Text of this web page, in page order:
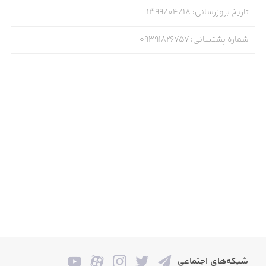
تاریخ بروزرسانی: ۱۳۹۹/۰۴/۱۸
شماره پشتیبانی:
09391826757
شبکه‌های اجتماعی